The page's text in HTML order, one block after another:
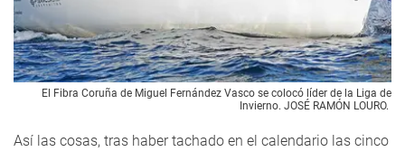
El Fibra Coruña de Miguel Fernández Vasco se colocó líder de la Liga de
Invierno. JOSÉ RAMÓN LOURO.
Así las cosas, tras haber tachado en el calendario las cinco